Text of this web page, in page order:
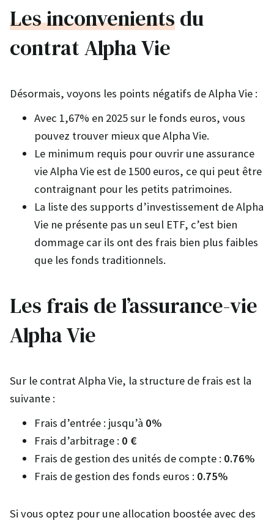
Les inconvenientsdu
contrat Alpha Vie
Désormais, voyons les points négatifs de Alpha Vie :
Avec 1,67% en 2025 sur le fonds euros, vous
pouvez trouver mieux que Alpha Vie.
Le minimum requis pour ouvrir une assurance
vie Alpha Vie est de 1500 euros, ce qui peut être
contraignant pour les petits patrimoines.
La liste des supports d’investissement de Alpha
Vie ne présente pas un seul ETF, c’est bien
dommage car ils ont des frais bien plus faibles
que les fonds traditionnels.
Les frais de l’assurance-vie
Alpha Vie
Sur le contrat Alpha Vie, la structure de frais est la
suivante :
Frais d’entrée : jusqu’à 0%
Frais d’arbitrage : 0 €
Frais de gestion des unités de compte : 0.76%
Frais de gestion des fonds euros : 0.75%
Si vous optez pour une allocation boostée avec des